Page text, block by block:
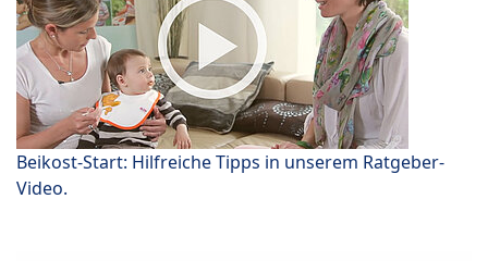
Beikost-Start: Hilfreiche Tipps in unserem Ratgeber-
Video.